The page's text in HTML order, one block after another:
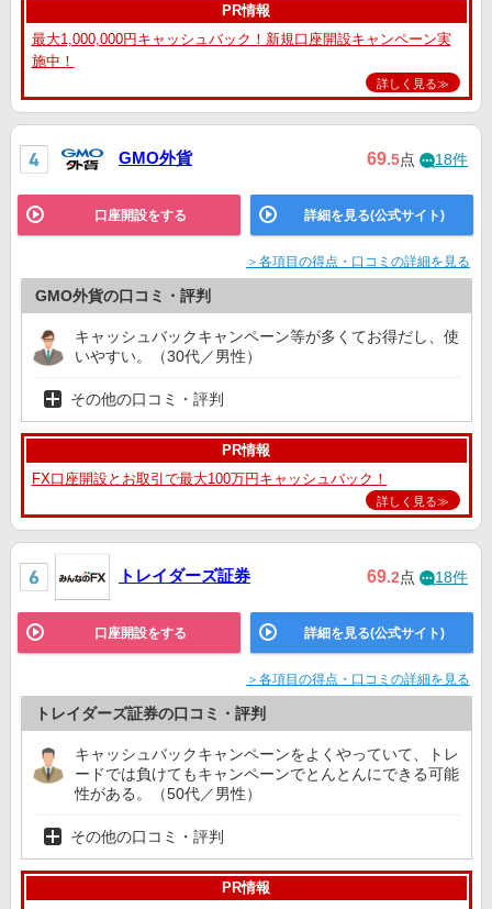
PR情報
最大1,000,000円キャッシュバック！新規口座開設キャンペーン実
施中！
詳しく見る≫
GMO外貨 69.5点 18件
口座開設をする 詳細を見る(公式サイト)
＞各項目の得点・口コミの詳細を見る
GMO外貨の口コミ・評判
キャッシュバックキャンペーン等が多くてお得だし、使
いやすい。（30代／男性）
その他の口コミ・評判
PR情報
FX口座開設とお取引で最大100万円キャッシュバック！
詳しく見る≫
トレイダーズ証券 69.2点 18件
口座開設をする 詳細を見る(公式サイト)
＞各項目の得点・口コミの詳細を見る
トレイダーズ証券の口コミ・評判
キャッシュバックキャンペーンをよくやっていて、トレ
ードでは負けてもキャンペーンでとんとんにできる可能
性がある。（50代／男性）
その他の口コミ・評判
PR情報